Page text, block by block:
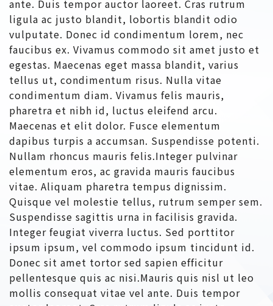
ante. Duis tempor auctor laoreet. Cras rutrum
ligula ac justo blandit, lobortis blandit odio
vulputate. Donec id condimentum lorem, nec
faucibus ex. Vivamus commodo sit amet justo et
egestas. Maecenas eget massa blandit, varius
tellus ut, condimentum risus. Nulla vitae
condimentum diam. Vivamus felis mauris,
pharetra et nibh id, luctus eleifend arcu.
Maecenas et elit dolor. Fusce elementum
dapibus turpis a accumsan. Suspendisse potenti.
Nullam rhoncus mauris felis.Integer pulvinar
elementum eros, ac gravida mauris faucibus
vitae. Aliquam pharetra tempus dignissim.
Quisque vel molestie tellus, rutrum semper sem.
Suspendisse sagittis urna in facilisis gravida.
Integer feugiat viverra luctus. Sed porttitor
ipsum ipsum, vel commodo ipsum tincidunt id.
Donec sit amet tortor sed sapien efficitur
pellentesque quis ac nisi.Mauris quis nisl ut leo
mollis consequat vitae vel ante. Duis tempor